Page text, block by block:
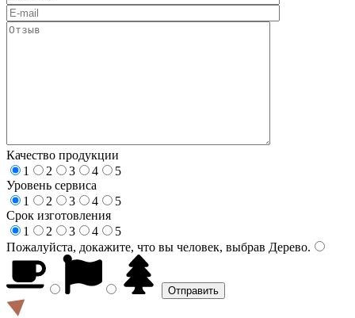
Качество продукции
1
2 3 4
5
Уровень сервиса
1
2 3 4
5
Срок изготовления
1
2 3 4
5
Пожалуйста, докажите, что вы человек, выбрав Дерево.